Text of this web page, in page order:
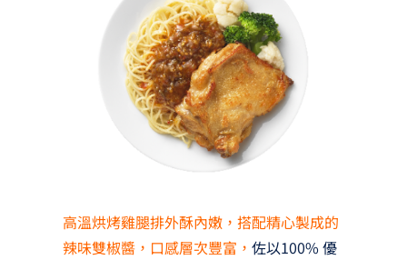
高溫烘烤雞腿排外酥內嫩，搭配精心製成的
辣味雙椒醬，口感層次豐富， 佐以100% 優